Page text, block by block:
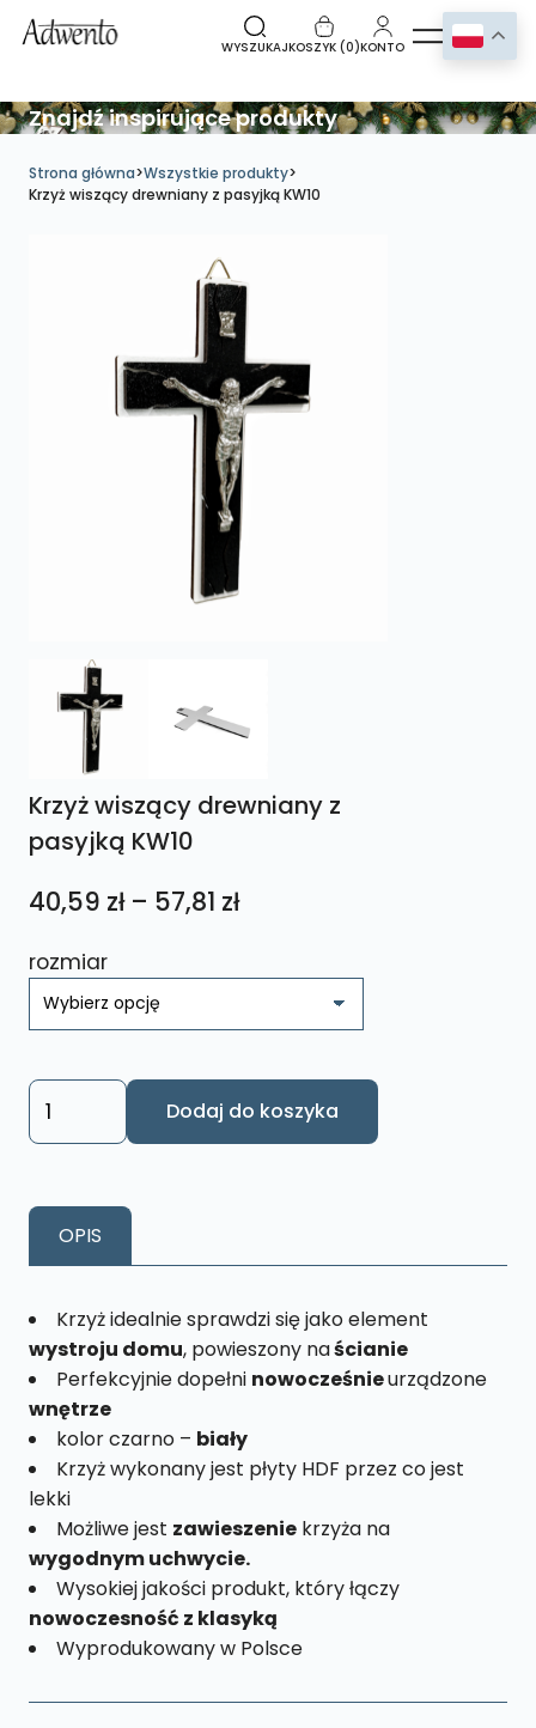
WYSZUKAJKOSZYK (0)KONTO
Znajdź inspirujące produkty
Strona główna>Wszystkie produkty>
Krzyż wiszący drewniany z pasyjką KW10
Krzyż wiszący drewniany z
pasyjką KW10
40,59 zł – 57,81 złZakres
od
57,81 zł
rozmiar
ilość
Krzyż
z
pasyjką
Dodaj do koszyka
OPIS
Krzyż idealnie sprawdzi się jako element
wystroju domu, powieszony naścianie
Perfekcyjnie dopełni nowocześnieurządzone
wnętrze
kolor czarno – biały
Krzyż wykonany jest płyty HDF przez co jest
lekki
Możliwe jest zawieszenie krzyża na
wygodnym uchwycie.
Wysokiej jakości produkt, który łączy
nowoczesność z klasyką
Wyprodukowany w Polsce